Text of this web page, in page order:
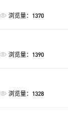
浏览量：1370
浏览量：1390
浏览量：1328